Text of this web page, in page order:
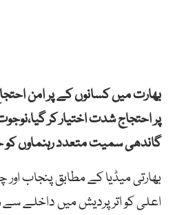
پر احتجاج شدت اختیار کر
گاندھی سمیت متعدد رہنماوں کو
بھارتی میڈیا کے مطابق پنجاب
اعلی کو اتر پردیش میں داخلے